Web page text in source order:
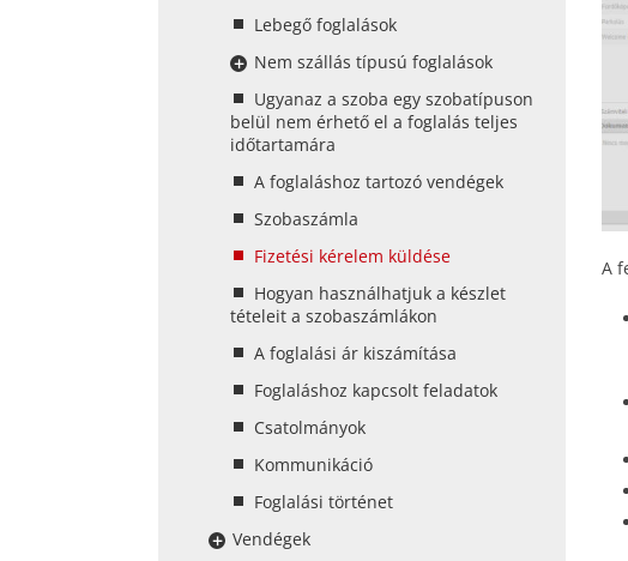
Lebegő foglalások
Nem szállás típusú foglalások
Ugyanaz a szoba egy szobatípuson
belül nem érhető el a foglalás teljes
időtartamára
A foglaláshoz tartozó vendégek
Szobaszámla
Fizetési kérelem küldése
Hogyan használhatjuk a készlet
tételeit a szobaszámlákon
A foglalási ár kiszámítása
Foglaláshoz kapcsolt feladatok
Csatolmányok
Kommunikáció
Foglalási történet
Vendégek
A